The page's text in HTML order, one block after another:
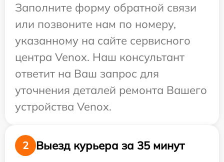
Заполните форму обратной связи
или позвоните нам по номеру,
указанному на сайте сервисного
центра Venox. Наш консультант
ответит на Ваш запрос для
уточнения деталей ремонта Вашего
устройства Venox.
2 Выезд курьера за 35 минут